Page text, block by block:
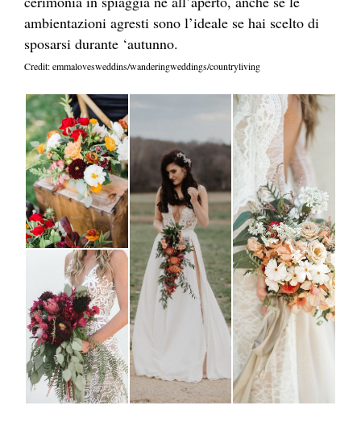
ambientazioni agresti sono l’ideale se hai scelto di
sposarsi durante ‘autunno.
Credit: emmalovesweddins/wanderingweddings/countryliving